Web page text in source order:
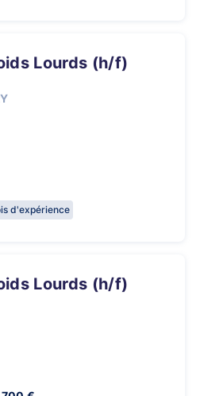
Lourds (h/f)
d'expérience
Lourds (h/f)